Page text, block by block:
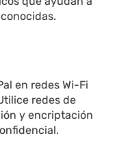
en redes Wi-Fi
redes de
y encriptación